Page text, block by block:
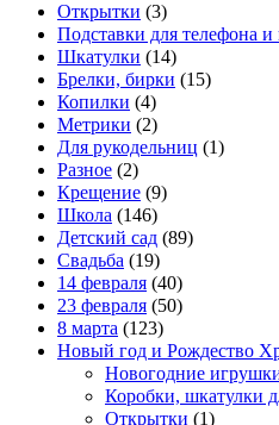
Открытки (3)
Подставки для телефона и
Шкатулки (14)
Брелки, бирки (15)
Копилки (4)
Метрики (2)
Для рукодельниц (1)
Разное (2)
Крещение (9)
Школа (146)
Детский сад (89)
Свадьба (19)
14 февраля (40)
23 февраля (50)
8 марта (123)
Новый год и Рождество
Новогодние
Коробки, шкатулки
Открытки (1)